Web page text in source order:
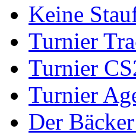
Keine
Turnier
Turnier
Turnier
Der